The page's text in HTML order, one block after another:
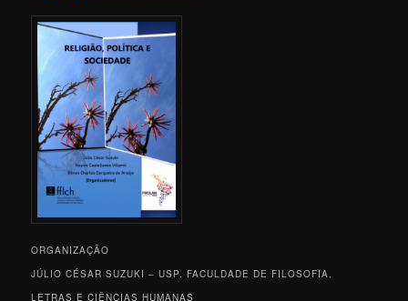
ORGANIZAÇÃO
JÚLIO CÉSAR SUZUKI – USP. FACULDADE DE FILOSOFIA,
LETRAS E CIÊNCIAS HUMANAS